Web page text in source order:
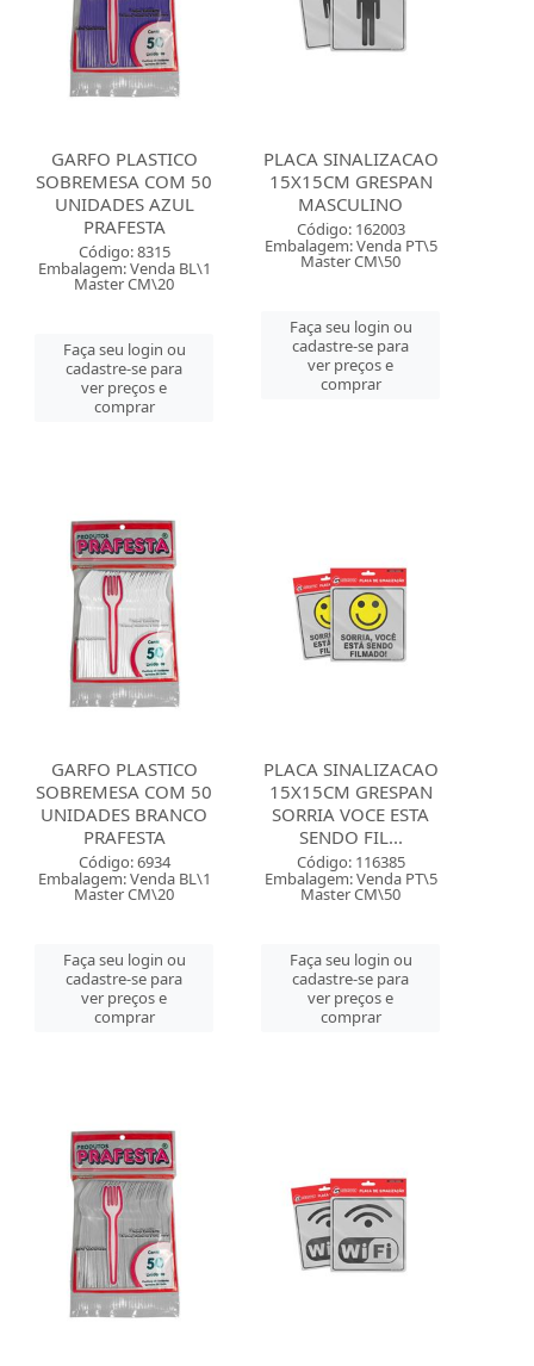
GARFO PLASTICO
SOBREMESA COM 50
UNIDADES AZUL
PRAFESTA
Código: 8315
Embalagem: Venda BL\1
Master CM\20
Faça seu login ou
cadastre-se para
ver preços e
comprar
PLACA SINALIZACAO
15X15CM GRESPAN
MASCULINO
Código: 162003
Embalagem: Venda PT\5
Master CM\50
Faça seu login ou
cadastre-se para
ver preços e
comprar
GARFO PLASTICO
SOBREMESA COM 50
UNIDADES BRANCO
PRAFESTA
Código: 6934
Embalagem: Venda BL\1
Master CM\20
Faça seu login ou
cadastre-se para
ver preços e
comprar
PLACA SINALIZACAO
15X15CM GRESPAN
SORRIA VOCE ESTA
SENDO FIL...
Código: 116385
Embalagem: Venda PT\5
Master CM\50
Faça seu login ou
cadastre-se para
ver preços e
comprar